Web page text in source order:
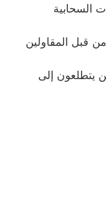
السحابية
قبل المقاولين
يتطلعون إلى